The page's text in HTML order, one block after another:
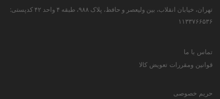
تهران، خیابان انقلاب، بین ولیعصر و حافظ، پلاک ۹۸۸، طبقه ۴ واحد ۴۲ کدپستی:
۱۱۳۳۷۶۶۵۳۶
تماس با ما
قوانین ومقررات تعویض کالا
حریم خصوصی